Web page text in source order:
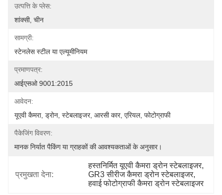
उत्पत्ति के प्लेस:
शांक्सी, चीन
सामग्री:
स्टेनलेस स्टील या एल्यूमीनियम
प्रमाणपत्र:
आईएसओ 9001:2015
आवेदन:
यूएवी कैमरा, ड्रोन, स्टेबलाइजर, आरसी कार, एरियल, फोटोग्राफी
पैकेजिंग विवरण:
मानक निर्यात पैकिंग या ग्राहकों की आवश्यकताओं के अनुसार।
प्रमुखता देना:
हस्तनिर्मित यूएवी कैमरा ड्रोन स्टेबलाइजर
GR3 सीरीज कैमरा ड्रोन स्टेबलाइजर,
हवाई फोटोग्राफी कैमरा ड्रोन स्टेबलाइजर